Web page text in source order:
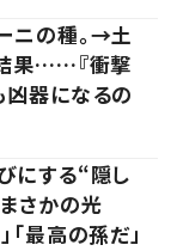
ニの種。→土
果……『衝撃
凶器になるの
にする“隠し
さかの光
最高の孫だ」